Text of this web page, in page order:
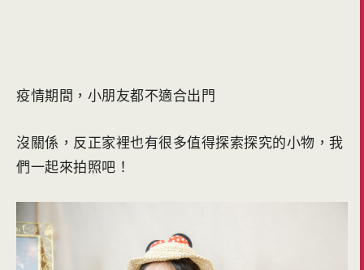
疫情期間，小朋友都不適合出門
沒關係，反正家裡也有很多值得探索探究的小物，我
們一起來拍照吧！